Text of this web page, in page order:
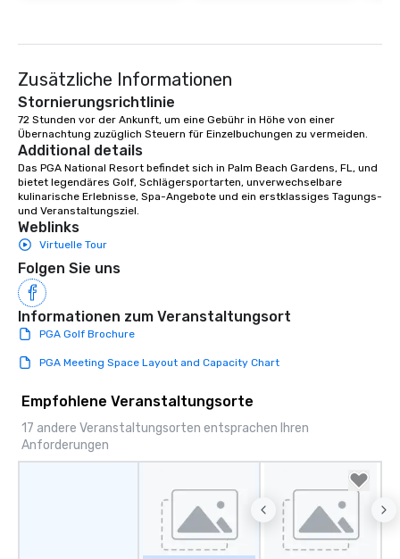
Zusätzliche Informationen
Stornierungsrichtlinie
72 Stunden vor der Ankunft, um eine Gebühr in Höhe von einer
Übernachtung zuzüglich Steuern für Einzelbuchungen zu vermeiden.
Additional details
Das PGA National Resort befindet sich in Palm Beach Gardens, FL, und
bietet legendäres Golf, Schlägersportarten, unverwechselbare
kulinarische Erlebnisse, Spa-Angebote und ein erstklassiges Tagungs-
und Veranstaltungsziel.
Weblinks
Virtuelle Tour
Folgen Sie uns
Informationen zum Veranstaltungsort
PGA Golf Brochure
PGA Meeting Space Layout and Capacity Chart
Empfohlene Veranstaltungsorte
17 andere Veranstaltungsorten entsprachen Ihren
Anforderungen